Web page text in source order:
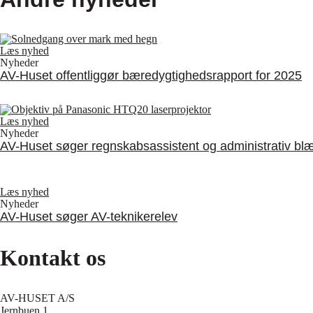
Læs nyhed
Nyheder
AV-Huset offentliggør bæredygtighedsrapport for 2025
Læs nyhed
Nyheder
AV-Huset søger regnskabsassistent og administrativ
Læs nyhed
Nyheder
AV-Huset søger AV-teknikerelev
Kontakt os
AV-HUSET A/S
Jernbuen 1